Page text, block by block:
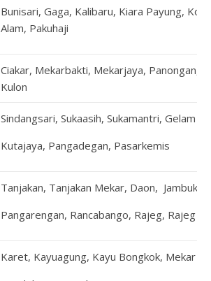
Bunisari, Gaga, Kalibaru, Kiara Payung,
Alam, Pakuhaji
Ciakar, Mekarbakti, Mekarjaya, Panongan,
Kulon
Sindangsari, Sukaasih, Sukamantri, Gelam
Kutajaya, Pangadegan, Pasarkemis
Tanjakan, Tanjakan Mekar, Daon,
Pangarengan, Rancabango, Rajeg, Rajeg
Karet, Kayuagung, Kayu Bongkok, Mekar